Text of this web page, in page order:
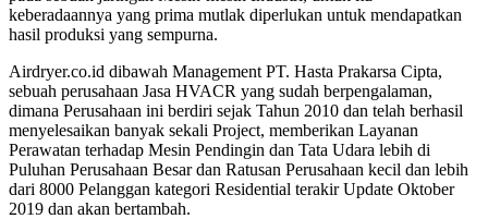
keberadaannya yang prima mutlak diperlukan untuk mendapatkan
hasil produksi yang sempurna.
Airdryer.co.id dibawah Management PT. Hasta Prakarsa Cipta,
sebuah perusahaan Jasa HVACR yang sudah berpengalaman,
dimana Perusahaan ini berdiri sejak Tahun 2010 dan telah berhasil
menyelesaikan banyak sekali Project, memberikan Layanan
Perawatan terhadap Mesin Pendingin dan Tata Udara lebih di
Puluhan Perusahaan Besar dan Ratusan Perusahaan kecil dan lebih
dari 8000 Pelanggan kategori Residential terakir Update Oktober
2019 dan akan bertambah.